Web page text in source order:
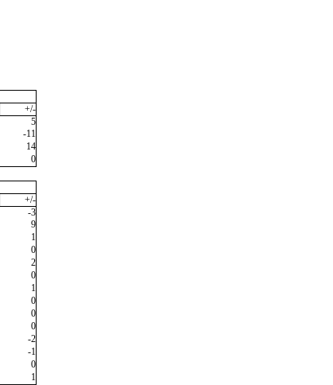
+/-
5
-11
14
0
+/-
-3
9
1
0
2
0
1
0
0
0
-2
-1
0
1